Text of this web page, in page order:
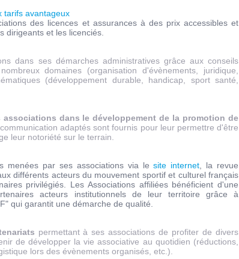
tarifs avantageux
des licences et assurances à des prix accessibles et
dirigeants et les licenciés.
dans ses démarches administratives grâce aux conseils
domaines (organisation d'évènements, juridique,
(développement durable, handicap, sport santé,
associations dans le développement de la promotion de
communication adaptés sont fournis pour leur permettre d'être
leur notoriété sur le terrain.
menées par ses associations via lesite internet , la revue
différents acteurs du mouvement sportif et culturel français
privilégiés. Les Associations affiliées bénéficient d'une
acteurs institutionnels de leur territoire grâce à
qui garantit une démarche de qualité
permettant à ses associations de profiter de divers
de développer la vie associative au quotidien (réductions,
lors des évènements organisés, etc.).